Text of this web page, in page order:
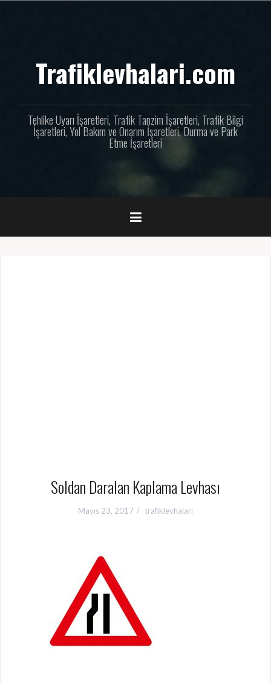
Trafiklevhalari.com
Tehlike Uyarı İşaretleri, Trafik Tanzim İşaretleri, Trafik Bilgi
İşaretleri, Yol Bakım ve Onarım İşaretleri, Durma ve Park
Etme İşaretleri
Soldan Daralan Kaplama Levhası
Mayıs 23, 2017 trafiklevhalari